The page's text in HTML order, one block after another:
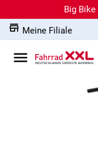
Big Bike
Meine Filiale